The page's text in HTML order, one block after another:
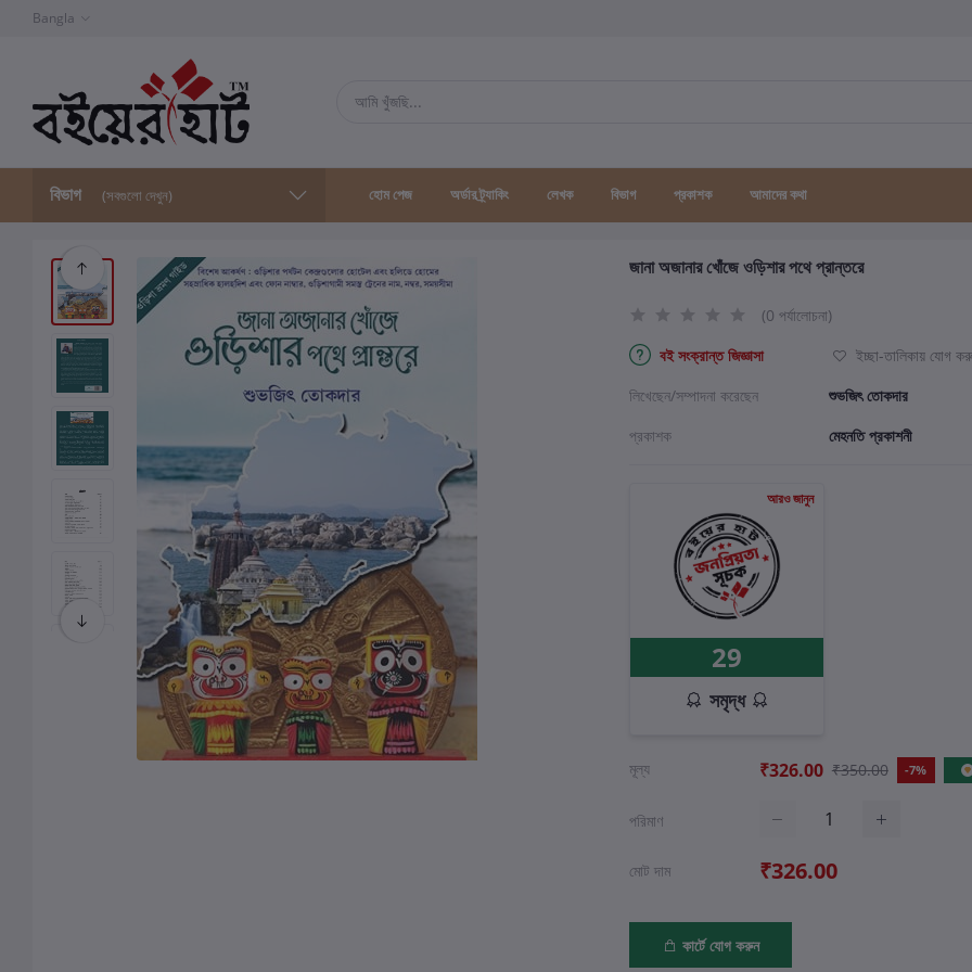
Bangla
বিভাগ (সবগুলো দেখুন) হোম পেজ অর্ডার ট্র্যাকিং লেখক বিভাগ প্রকাশক আমাদের কথা
জানা অজানার খোঁজে ওড়িশার পথে প্রান্তরে
(0 পর্যালোচনা)
বই সংক্রান্ত জিজ্ঞাসা
ইচ্ছা-তালিকায় যোগ
লিখেছেন/সম্পাদনা করেছেন
শুভজিৎ তোকদার
প্রকাশক
মেহনতি প্রকাশনী
আরও জানুন
29
সমৃদ্ধ
মূল্য ₹326.00 ₹350.00 -7%
পরিমাণ
মোট দাম ₹326.00
কার্টে যোগ করুন